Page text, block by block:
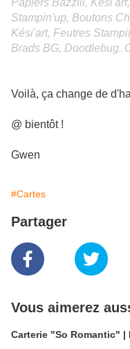
Papiers Bazzill,
Stampin'up, Boutons
Kési'art, Feutres
Brads BG, Doodlebug.
Voilà, ça change de
@ bientôt !
Gwen
#Cartes
Partager
Vous aimerez
Carterie "So Romantic" |